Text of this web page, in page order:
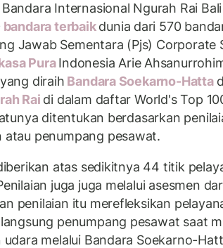
Internasional Ngurah Rai
bandara terbaikdunia dari 570
Jawab Sementara (Pjs) Corporate
PuraIndonesia Arie
diraih Bandara Soekarno-Hatta
Rai di dalam daftar World's Top
ditentukan berdasarkan
atau penumpang pesawat.
atas sedikitnya 44 titik
juga juga melalui asesmen
penilaian itu merefleksikan
penumpang pesawat saat
udara melalui Bandara Soekarno-